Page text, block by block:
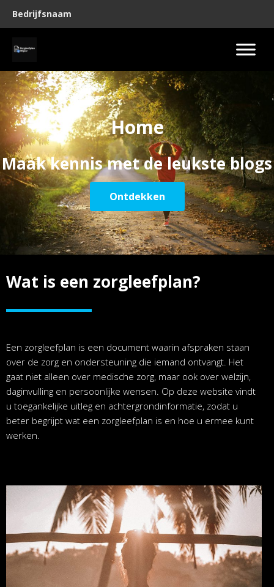
Bedrijfsnaam
Home
Maak kennis met de leukste blogs
Ontdekken
Wat is een zorgleefplan?
Een zorgleefplan is een document waarin afspraken staan
over de zorg en ondersteuning die iemand ontvangt. Het
gaat niet alleen over medische zorg, maar ook over welzijn,
daginvulling en persoonlijke wensen. Op deze website vindt
u toegankelijke uitleg en achtergrondinformatie, zodat u
beter begrijpt wat een zorgleefplan is en hoe u ermee kunt
werken.